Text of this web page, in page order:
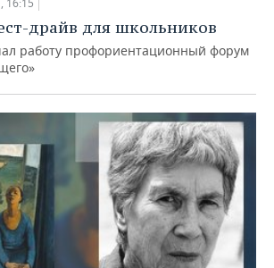
16:15
драйв для школьников
работу профориентационный форум